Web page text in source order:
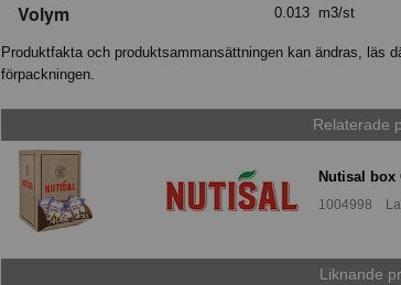
Volym 0.013 m3/st
Produktfakta och produktsammansättningen kan ändras, läs
förpackningen.
Relaterade
Nutisal box
1004998
Liknande